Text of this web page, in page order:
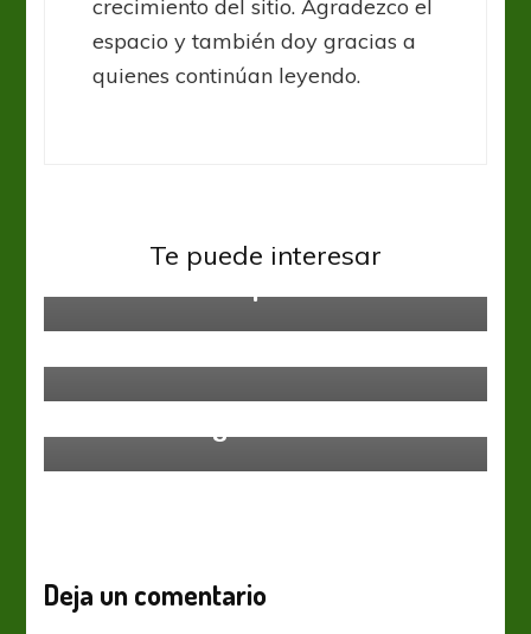
crecimiento del sitio. Agradezco el
espacio y también doy gracias a
quienes continúan leyendo.
Te puede interesar
Temperley enfrenta a Godoy Cruz
en busca de romper la racha
Deja un comentario